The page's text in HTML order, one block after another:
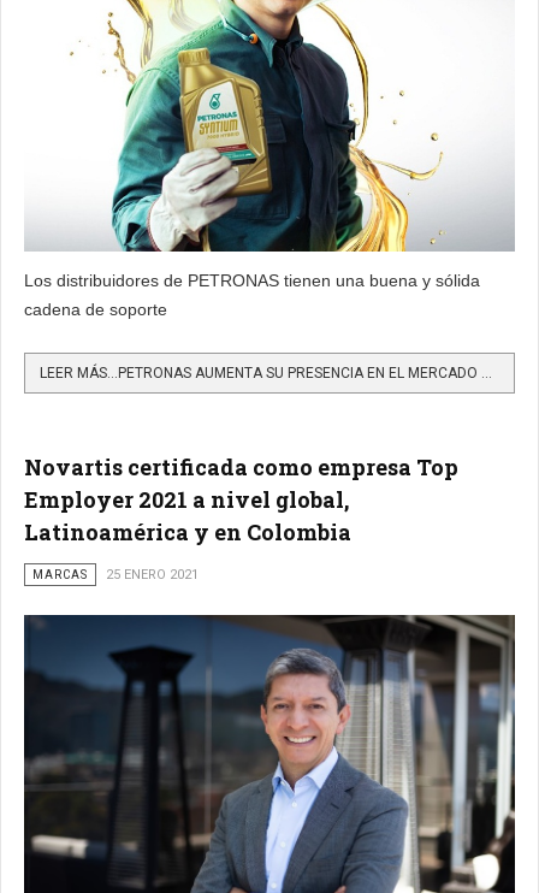
Los distribuidores de PETRONAS tienen una buena y sólida
cadena de soporte
Novartis certificada como empresa Top
Employer 2021 a nivel global,
Latinoamérica y en Colombia
MARCAS 25 ENERO 2021